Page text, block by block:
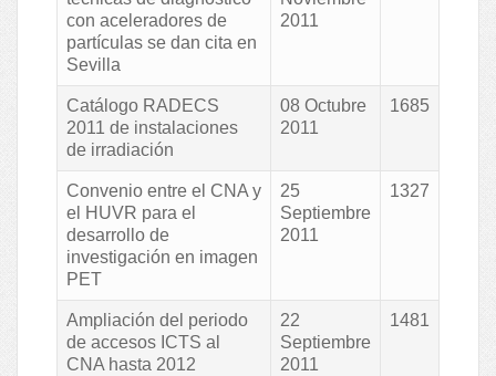
con aceleradores de
partículas se dan cita en
Sevilla
2011
Catálogo RADECS
2011 de instalaciones
de irradiación
08 Octubre
2011
1685
Convenio entre el CNA y
el HUVR para el
desarrollo de
investigación en imagen
PET
25
Septiembre
2011
1327
Ampliación del periodo
de accesos ICTS al
CNA hasta 2012
22
Septiembre
2011
1481